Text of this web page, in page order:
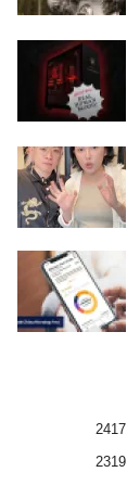
2417
2319